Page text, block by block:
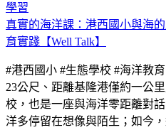
學習
真實的海洋課：港西國小與海
育實踐【Well Talk】
#港西國小 #生態學校 #海洋教
23公尺、距離基隆港僅約一公
校，也是一座與海洋零距離對
洋多停留在想像與陌生；如今